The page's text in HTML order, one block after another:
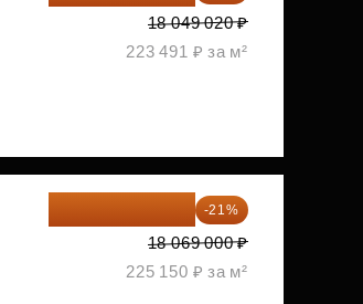
18 049 020 ₽
223 491 ₽ за м²
-21%
18 069 000 ₽
225 150 ₽ за м²